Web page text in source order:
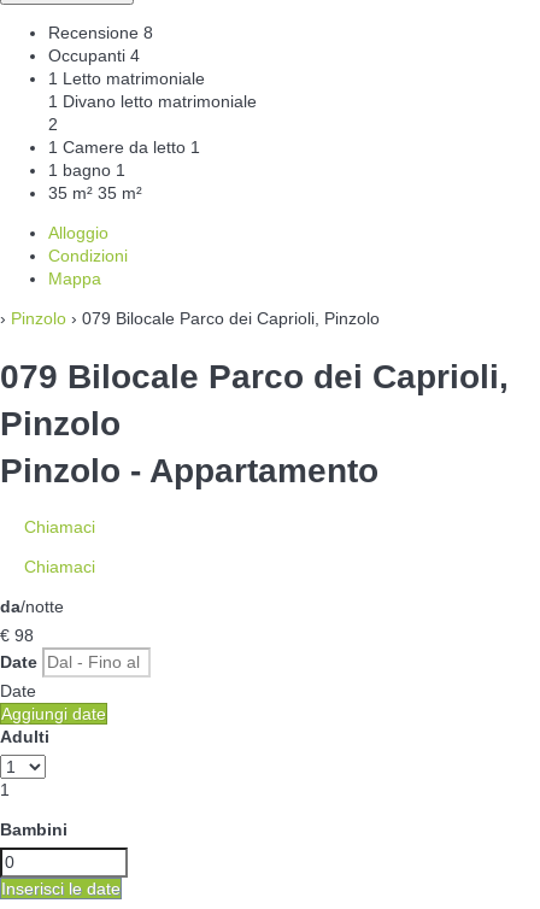
Recensione 8
Occupanti 4
1 Letto matrimoniale
1 Divano letto matrimoniale
2
1 Camere da letto 1
1 bagno 1
35 m² 35 m²
Alloggio
Condizioni
Mappa
› Pinzolo › 079 Bilocale Parco dei Caprioli, Pinzolo
079 Bilocale Parco dei Caprioli,
Pinzolo
Pinzolo - Appartamento
Chiamaci
Chiamaci
da/notte
€ 98
Date
Date
Aggiungi date
Adulti
1
Bambini
Inserisci le date